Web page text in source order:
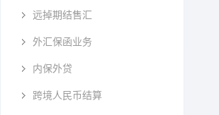
远掉期结售汇
外汇保函业务
内保外贷
跨境人民币结算